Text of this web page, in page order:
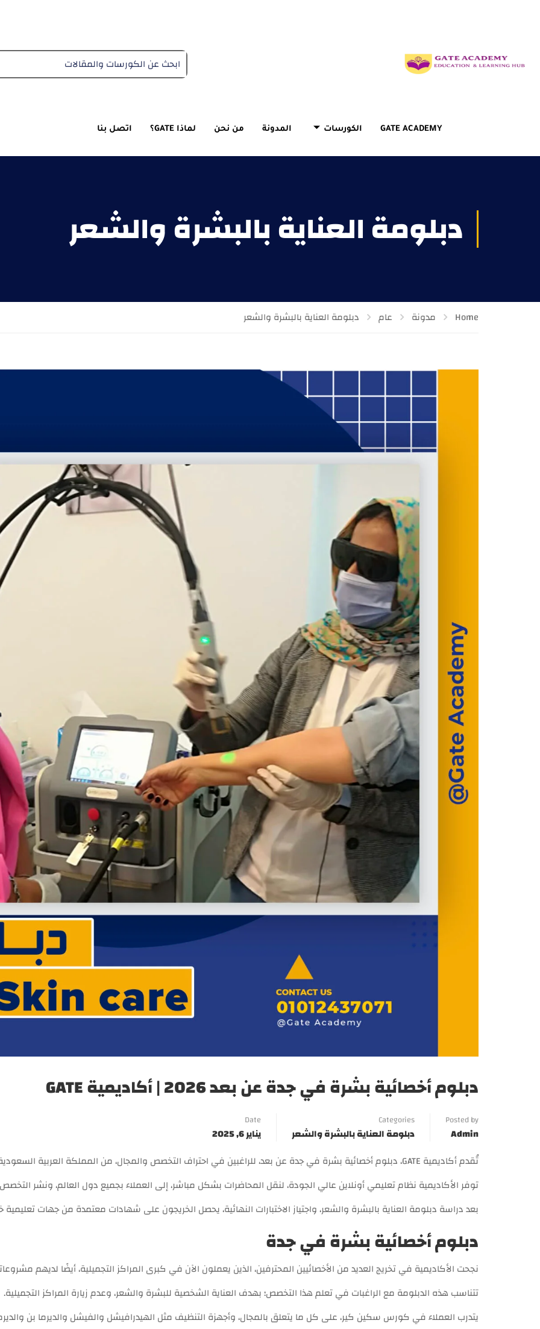
GATE ACADEMY الكورسات المدونة من نحن لماذا GATE؟ اتصل بنا
دبلومة العناية بالبشرة والشعر
Home مدونة عام دبلومة العناية بالبشرة والشعر
دبلوم أخصائية بشرة في جدة عن بعد 2026 | أكاديمية GATE
Posted by
Admin
Categories
دبلومة العناية بالبشرة والشعر
Date
يناير 6, 2025
تُقدم أكاديمية GATE، دبلوم أخصائية بشرة في جدة عن بعد، للراغبين في احتراف التخصص والمجال، من المملكة العربية السعودية.
توفر الأكاديمية نظام تعليمي أونلاين عالي الجودة، لنقل المحاضرات بشكل مباشر، إلى العملاء بجميع دول العالم، ونشر
بعد دراسة دبلومة العناية بالبشرة والشعر، واجتياز الاختبارات النهائية، يحصل الخريجون على شهادات معتمدة من جهات تعليمية
دبلوم أخصائية بشرة في جدة
نجحت الأكاديمية في تخريج العديد من الأخصائيين المحترفين، الذين يعملون الآن في كبرى المراكز التجميلية، أيضًا لديهم
تتناسب هذه الدبلومة مع الراغبات في تعلم هذا التخصص؛ بهدف العناية الشخصية للبشرة والشعر، وعدم زيارة المراكز التجميلية.
يتدرب العملاء في كورس سكين كير، على كل ما يتعلق بالمجال، وأجهزة التنظيف مثل الهيدرافيشل والفيشل والديرما بن